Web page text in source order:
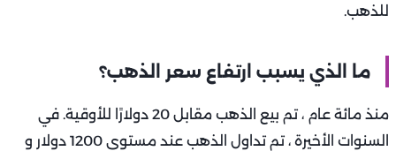
للذهب.
ما الذي يسبب ارتفاع سعر الذهب؟
منذ مائة عام ، تم بيع الذهب مقابل 20 دولارًا للأوقية. في
السنوات الأخيرة ، تم تداول الذهب عند مستوى 1200 دولار و